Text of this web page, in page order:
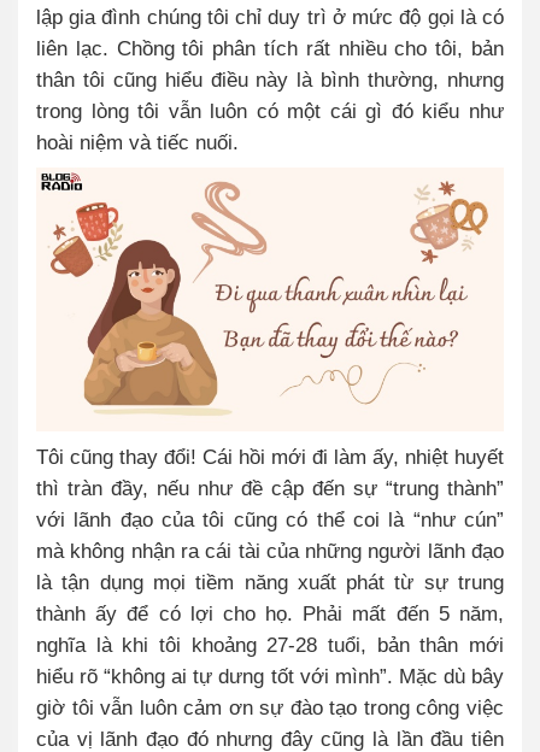
lập gia đình chúng tôi chỉ duy trì ở mức độ gọi là có
liên lạc. Chồng tôi phân tích rất nhiều cho tôi, bản
thân tôi cũng hiểu điều này là bình thường, nhưng
trong lòng tôi vẫn luôn có một cái gì đó kiểu như
hoài niệm và tiếc nuối.
Tôi cũng thay đổi! Cái hồi mới đi làm ấy, nhiệt huyết
thì tràn đầy, nếu như đề cập đến sự “trung thành”
với lãnh đạo của tôi cũng có thể coi là “như cún”
mà không nhận ra cái tài của những người lãnh đạo
là tận dụng mọi tiềm năng xuất phát từ sự trung
thành ấy để có lợi cho họ. Phải mất đến 5 năm,
nghĩa là khi tôi khoảng 27-28 tuổi, bản thân mới
hiểu rõ “không ai tự dưng tốt với mình”. Mặc dù bây
giờ tôi vẫn luôn cảm ơn sự đào tạo trong công việc
của vị lãnh đạo đó nhưng đây cũng là lần đầu tiên